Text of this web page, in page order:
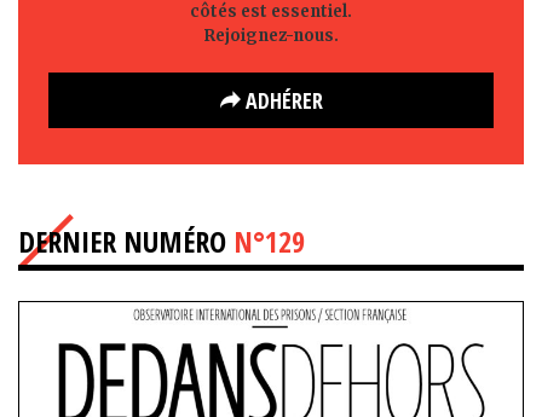
côtés est essentiel.
Rejoignez-nous.
ADHÉRER
DERNIER NUMÉRO N°129